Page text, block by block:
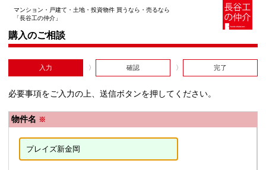
マンション・戸建て・土地・投資物件 買うなら・売るなら
「長谷工の仲介」
購入のご相談
入力 確認 完了
必要事項をご入力の上、送信ボタンを押してください。
物件名 ※